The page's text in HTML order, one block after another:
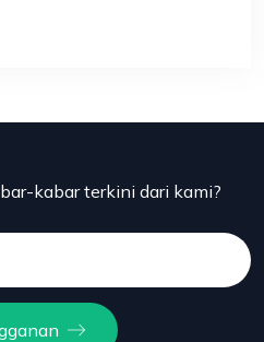
kabar terkini dari kami?